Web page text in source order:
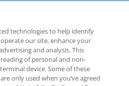
technologies to help identify
our site, enhance your
and analysis. This
of personal and non-
device. Some of these
only used when you’ve agreed